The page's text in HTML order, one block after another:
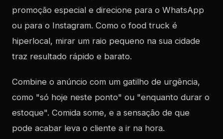
promoção especial e direcione para o WhatsApp
ou para o Instagram. Como o food truck é
hiperlocal, mirar um raio pequeno na sua cidade
traz resultado rápido e barato.
Combine o anúncio com um gatilho de urgência,
como "só hoje neste ponto" ou "enquanto durar o
estoque". Comida some, e a sensação de que
pode acabar leva o cliente a ir na hora.